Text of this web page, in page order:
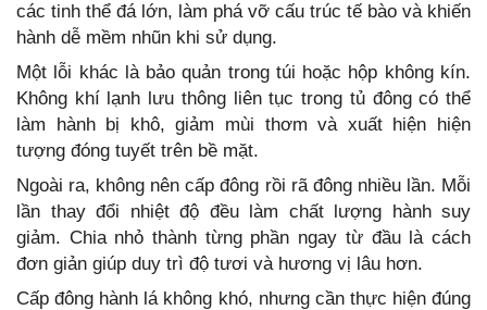
các tinh thể đá lớn, làm phá vỡ cấu trúc tế bào và khiến
hành dễ mềm nhũn khi sử dụng.
Một lỗi khác là bảo quản trong túi hoặc hộp không kín.
Không khí lạnh lưu thông liên tục trong tủ đông có thể
làm hành bị khô, giảm mùi thơm và xuất hiện hiện
tượng đóng tuyết trên bề mặt.
Ngoài ra, không nên cấp đông rồi rã đông nhiều lần. Mỗi
lần thay đổi nhiệt độ đều làm chất lượng hành suy
giảm. Chia nhỏ thành từng phần ngay từ đầu là cách
đơn giản giúp duy trì độ tươi và hương vị lâu hơn.
Cấp đông hành lá không khó, nhưng cần thực hiện đúng